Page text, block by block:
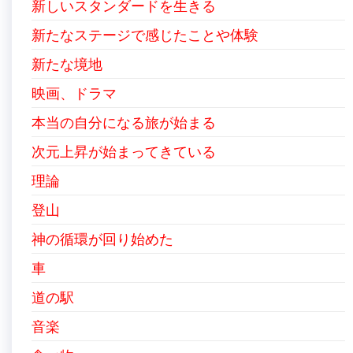
新しいスタンダードを生きる
新たなステージで感じたことや体験
新たな境地
映画、ドラマ
本当の自分になる旅が始まる
次元上昇が始まってきている
理論
登山
神の循環が回り始めた
車
道の駅
音楽